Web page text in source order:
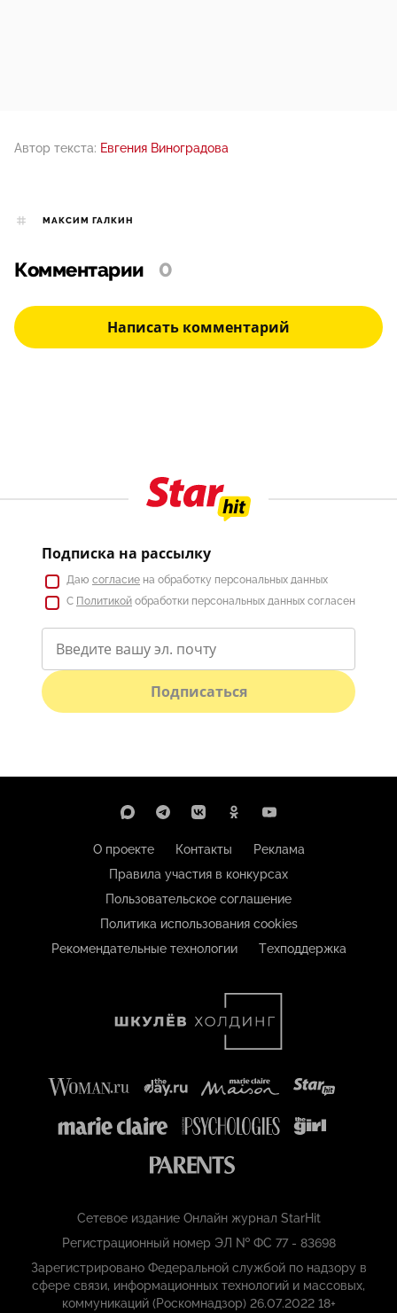
Автор текста: Евгения Виноградова
МАКСИМ ГАЛКИН
Комментарии 0
Написать комментарий
Подписка на рассылку
Даю согласие на обработку персональных данных
С Политикой обработки персональных данных согласен
Подписаться
О проекте Контакты
Реклама
Правила участия в конкурсах
Пользовательское соглашение
Политика использования cookies
Рекомендательные технологии
Техподдержка
Сетевое издание Онлайн журнал StarHit
Регистрационный номер ЭЛ № ФС 77 - 83698
Зарегистрировано Федеральной службой по надзору в
сфере связи, информационных технологий и массовых,
коммуникаций (Роскомнадзор) 26.07.2022 18+